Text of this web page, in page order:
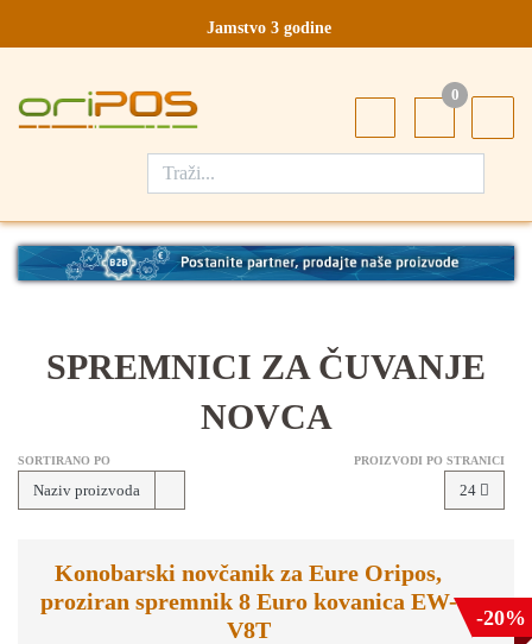
Jamstvo 3 godine
Designed in Germany
0
SPREMNICI ZA ČUVANJE
NOVCA
SORTIRANO PO
Naziv proizvoda
PROIZVODI PO STRANICI
24
Konobarski novčanik za Eure Oripos,
proziran spremnik 8 Euro kovanica EW-
V8T
-20%